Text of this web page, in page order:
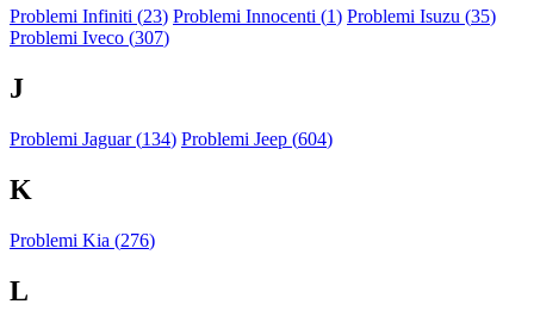
Problemi Infiniti (23) Problemi Innocenti (1) Problemi Isuzu (35)
Problemi Iveco (307)
J
Problemi Jaguar (134) Problemi Jeep (604)
K
Problemi Kia (276)
L